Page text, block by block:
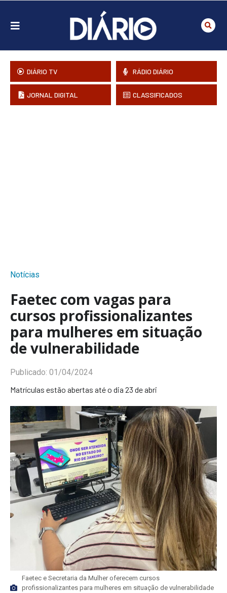
DIÁRIO TV RÁDIO DIÁRIO
JORNAL DIGITAL CLASSIFICADOS
Notícias
Faetec com vagas para
cursos profissionalizantes
para mulheres em situação
de vulnerabilidade
Publicado: 01/04/2024
Matrículas estão abertas até o dia 23 de abri
Faetec e Secretaria da Mulher oferecem cursos
profissionalizantes para mulheres em situação de vulnerabilidade